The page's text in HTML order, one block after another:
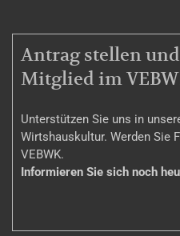
MITGLIEDSCHAFT
Antrag stellen und
Mitglied im
Unterstützen Sie uns in
Wirtshauskultur. Werden Sie
VEBWK.
Informieren Sie sich noch